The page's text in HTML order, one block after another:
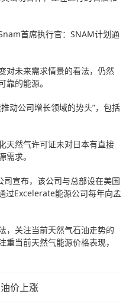
首席执行官：SNAM计划通
未来需求情景的看法，仍然
的能源。
公司增长领域的势头”，包括
然气许可证未对日本有直接
求。
宣布，该公司与总部设在美国
过Excelerate能源公司每年向孟
关注当前天然气石油走势的
当前天然气能源价格表现，
价上涨